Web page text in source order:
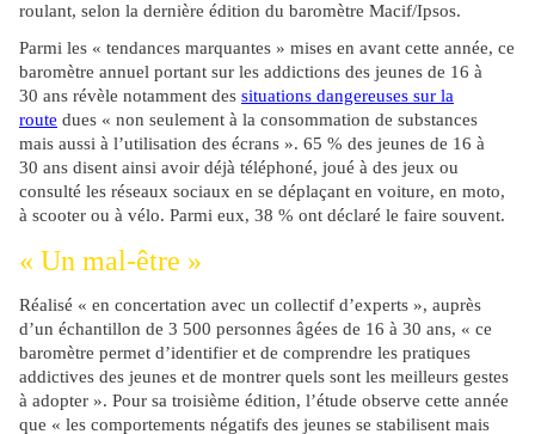
roulant, selon la dernière édition du baromètre Macif/Ipsos.
Parmi les « tendances marquantes » mises en avant cette année, ce
baromètre annuel portant sur les addictions des jeunes de 16 à
30 ans révèle notamment des situations dangereuses sur la
route dues « non seulement à la consommation de substances
mais aussi à l’utilisation des écrans ». 65 % des jeunes de 16 à
30 ans disent ainsi avoir déjà téléphoné, joué à des jeux ou
consulté les réseaux sociaux en se déplaçant en voiture, en moto,
à scooter ou à vélo. Parmi eux, 38 % ont déclaré le faire souvent.
« Un mal-être »
Réalisé « en concertation avec un collectif d’experts », auprès
d’un échantillon de 3 500 personnes âgées de 16 à 30 ans, « ce
baromètre permet d’identifier et de comprendre les pratiques
addictives des jeunes et de montrer quels sont les meilleurs gestes
à adopter ». Pour sa troisième édition, l’étude observe cette année
que « les comportements négatifs des jeunes se stabilisent mais